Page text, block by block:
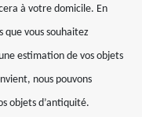
à votre domicile. En
que vous souhaitez
estimation de vos objets
nous pouvons
objets d’antiquité.